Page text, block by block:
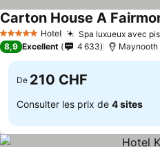
5 Étoiles Hotel Spa luxueux avec
Carton House A
8,9 Excellent 4 633 Maynooth
De 210 CHF
Consulter les prix de 4 sites